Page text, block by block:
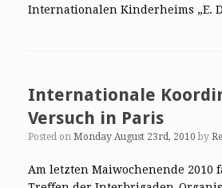
Internationalen Kinderheims „E.
Internationale
Versuch in Paris
Posted on Monday August 23rd, 2010 by
Am letzten Maiwochenende 2010